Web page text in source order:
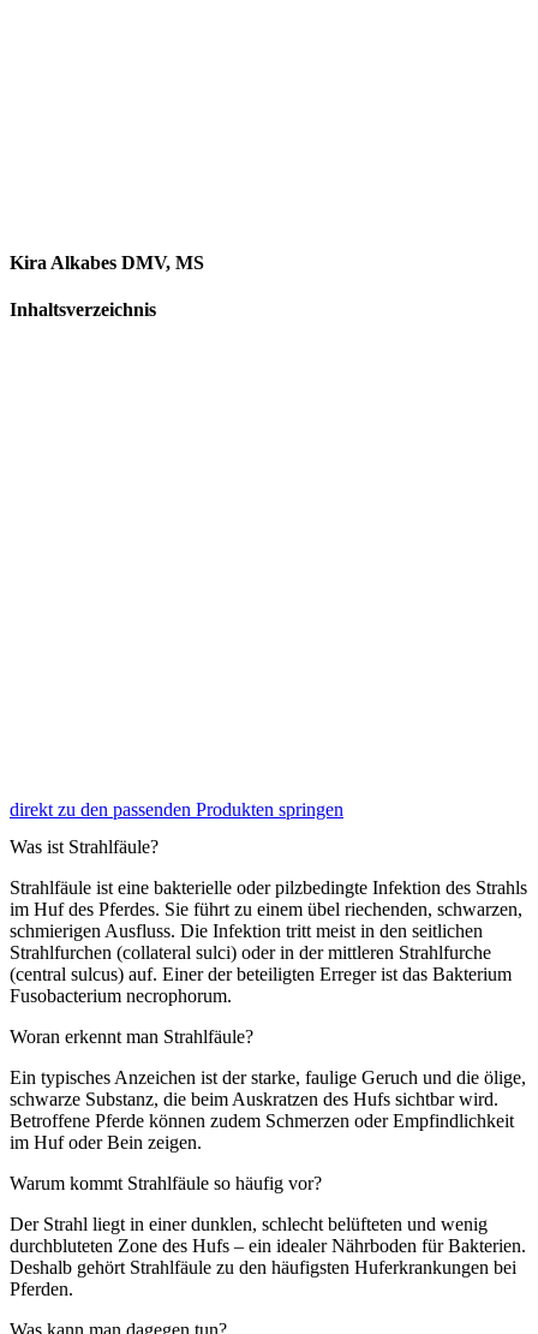
Kira Alkabes DMV, MS
Inhaltsverzeichnis
direkt zu den passenden Produkten springen
Was ist Strahlfäule?
Strahlfäule ist eine bakterielle oder pilzbedingte Infektion des Strahls
im Huf des Pferdes. Sie führt zu einem übel riechenden, schwarzen,
schmierigen Ausfluss. Die Infektion tritt meist in den seitlichen
Strahlfurchen (collateral sulci) oder in der mittleren Strahlfurche
(central sulcus) auf. Einer der beteiligten Erreger ist das Bakterium
Fusobacterium necrophorum.
Woran erkennt man Strahlfäule?
Ein typisches Anzeichen ist der starke, faulige Geruch und die ölige,
schwarze Substanz, die beim Auskratzen des Hufs sichtbar wird.
Betroffene Pferde können zudem Schmerzen oder Empfindlichkeit
im Huf oder Bein zeigen.
Warum kommt Strahlfäule so häufig vor?
Der Strahl liegt in einer dunklen, schlecht belüfteten und wenig
durchbluteten Zone des Hufs – ein idealer Nährboden für Bakterien.
Deshalb gehört Strahlfäule zu den häufigsten Huferkrankungen bei
Pferden.
Was kann man dagegen tun?